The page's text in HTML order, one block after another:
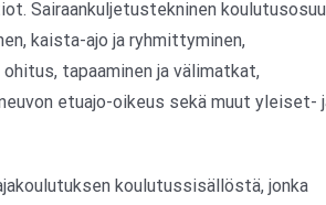
Sairaankuljetustekninen
kaista-ajo ja ryhmittyminen,
tapaaminen ja välimatkat,
etuajo-oikeus sekä muut yleiset-
koulutussisällöstä, jonka